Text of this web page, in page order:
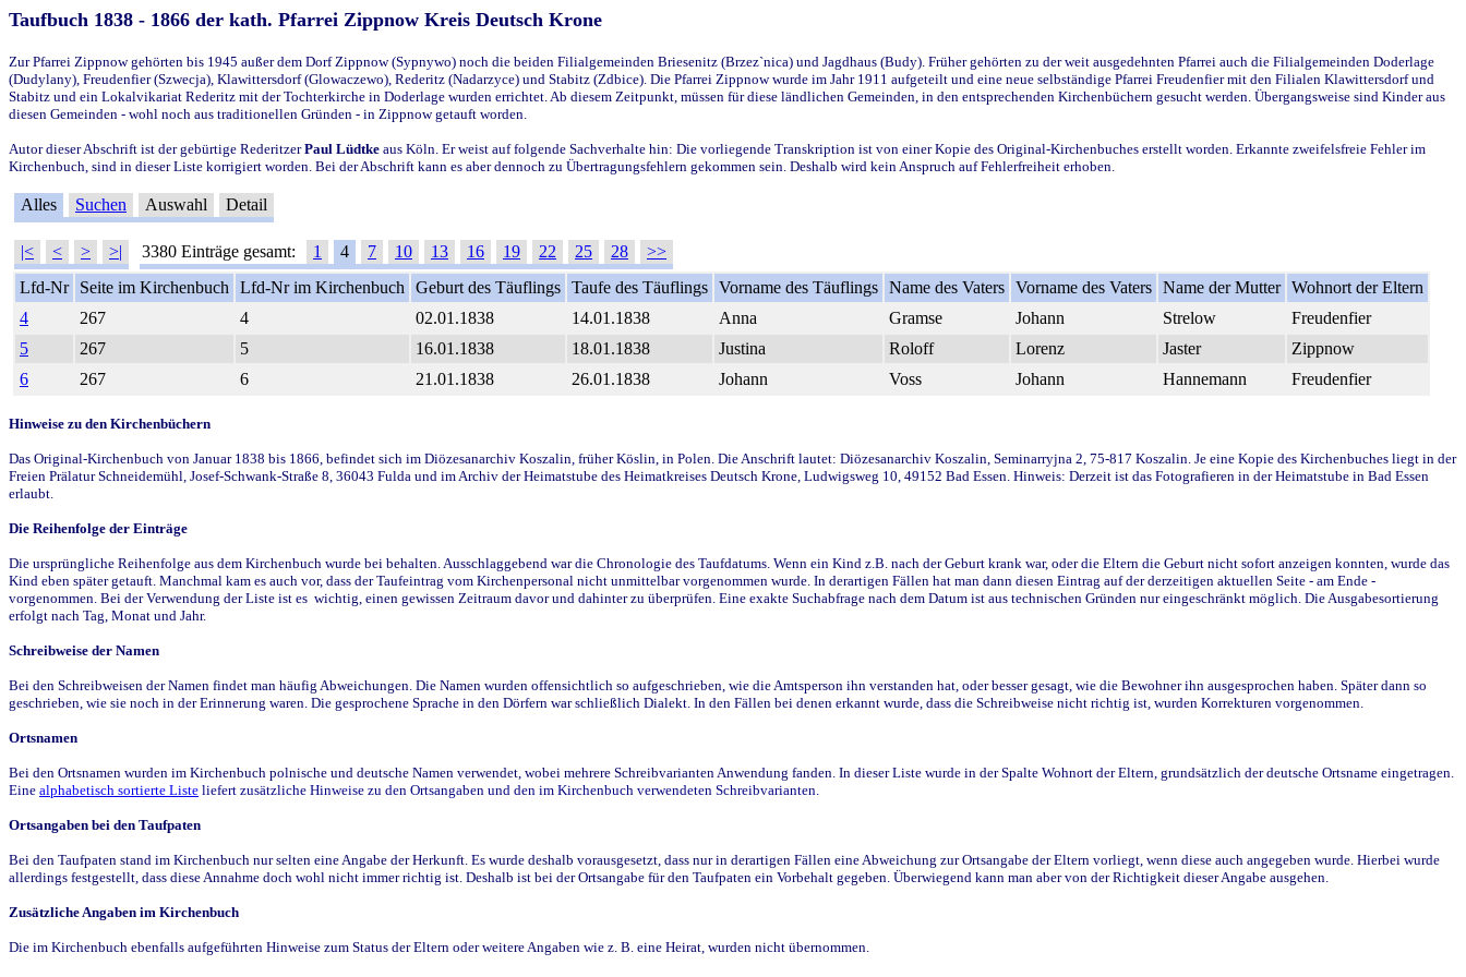
Taufbuch 1838 - 1866 der kath. Pfarrei Zippnow Kreis Deutsch Krone
Zur Pfarrei Zippnow gehörten bis 1945 außer dem Dorf Zippnow (Sypnywo) noch die beiden Filialgemeinden Briesenitz (Brzez`nica) und Jagdhaus (Budy). Früher gehörten zu der weit ausgedehnten Pfarrei auch die Filialgemeinden Doderlage
(Dudylany), Freudenfier (Szwecja), Klawittersdorf (Glowaczewo), Rederitz (Nadarzyce) und Stabitz (Zdbice). Die Pfarrei Zippnow wurde im Jahr 1911 aufgeteilt und eine neue selbständige Pfarrei Freudenfier mit den Filialen Klawittersdorf und
Stabitz und ein Lokalvikariat Rederitz mit der Tochterkirche in Doderlage wurden errichtet. Ab diesem Zeitpunkt, müssen für diese ländlichen Gemeinden, in den entsprechenden Kirchenbüchern gesucht werden. Übergangsweise sind Kinder aus
diesen Gemeinden - wohl noch aus traditionellen Gründen - in Zippnow getauft worden.
Autor dieser Abschrift ist der gebürtige RederitzerPaul Lüdtke aus Köln. Er weist auf folgende Sachverhalte hin: Die vorliegende Transkription ist von einer Kopie des Original-Kirchenbuches erstellt worden. Erkannte zweifelsfreie Fehler im
Kirchenbuch, sind in dieser Liste korrigiert worden. Bei der Abschrift kann es aber dennoch zu Übertragungsfehlern gekommen sein. Deshalb wird kein Anspruch auf Fehlerfreiheit erhoben.
Alles Suchen Auswahl Detail
|< < > >| 3380 Einträge gesamt: 1 4 7 10 13 16 19 22 25 28
>>
Lfd-Nr
Seite im Kirchenbuch Lfd-Nr im Kirchenbuch Geburt des Täuflings Taufe des Täuflings Vorname des Täuflings Name des Vaters Vorname des Vaters Name der Mutter Wohnort der Eltern
4
267 4 02.01.1838 14.01.1838 Anna Gramse Johann Strelow
Freudenfier
5
267 5 16.01.1838 18.01.1838 Justina Roloff Lorenz Jaster
Zippnow
6
267 6 21.01.1838 26.01.1838 Johann Voss Johann Hannemann Freudenfier
Hinweise zu den Kirchenbüchern
Das Original-Kirchenbuch von Januar 1838 bis 1866, befindet sich im Diözesanarchiv Koszalin, früher Köslin, in Polen. Die Anschrift lautet: Diözesanarchiv Koszalin, Seminarryjna 2, 75-817 Koszalin. Je eine Kopie des Kirchenbuches liegt in der
Freien Prälatur Schneidemühl, Josef-Schwank-Straße 8, 36043 Fulda und im Archiv der Heimatstube des Heimatkreises Deutsch Krone, Ludwigsweg 10, 49152 Bad Essen. Hinweis: Derzeit ist das Fotografieren in der Heimatstube in Bad Essen
erlaubt.
Die Reihenfolge der Einträge
Die ursprüngliche Reihenfolge aus dem Kirchenbuch wurde bei behalten. Ausschlaggebend war die Chronologie des Taufdatums. Wenn ein Kind z.B. nach der Geburt krank war, oder die Eltern die Geburt nicht sofort anzeigen konnten, wurde das
Kind eben später getauft. Manchmal kam es auch vor, dass der Taufeintrag vom Kirchenpersonal nicht unmittelbar vorgenommen wurde. In derartigen Fällen hat man dann diesen Eintrag auf der derzeitigen aktuellen Seite - am Ende -
vorgenommen. Bei der Verwendung der Liste ist es wichtig, einen gewissen Zeitraum davor und dahinter zu überprüfen. Eine exakte Suchabfrage nach dem Datum ist aus technischen Gründen nur eingeschränkt möglich. Die Ausgabesortierung
erfolgt nach Tag, Monat und Jahr.
Schreibweise der Namen
Bei den Schreibweisen der Namen findet man häufig Abweichungen. Die Namen wurden offensichtlich so aufgeschrieben, wie die Amtsperson ihn verstanden hat, oder besser gesagt, wie die Bewohner ihn ausgesprochen haben. Später dann so
geschrieben, wie sie noch in der Erinnerung waren. Die gesprochene Sprache in den Dörfern war schließlich Dialekt. In den Fällen bei denen erkannt wurde, dass die Schreibweise nicht richtig ist, wurden Korrekturen vorgenommen.
Ortsnamen
Bei den Ortsnamen wurden im Kirchenbuch polnische und deutsche Namen verwendet, wobei mehrere Schreibvarianten Anwendung fanden. In dieser Liste wurde in der Spalte Wohnort der Eltern, grundsätzlich der deutsche Ortsname eingetragen.
Eine alphabetisch sortierte Liste liefert zusätzliche Hinweise zu den Ortsangaben und den im Kirchenbuch verwendeten Schreibvarianten.
Ortsangaben bei den Taufpaten
Bei den Taufpaten stand im Kirchenbuch nur selten eine Angabe der Herkunft. Es wurde deshalb vorausgesetzt, dass nur in derartigen Fällen eine Abweichung zur Ortsangabe der Eltern vorliegt, wenn diese auch angegeben wurde. Hierbei wurde
allerdings festgestellt, dass diese Annahme doch wohl nicht immer richtig ist. Deshalb ist bei der Ortsangabe für den Taufpaten ein Vorbehalt gegeben. Überwiegend kann man aber von der Richtigkeit dieser Angabe ausgehen.
Zusätzliche Angaben im Kirchenbuch
Die im Kirchenbuch ebenfalls aufgeführten Hinweise zum Status der Eltern oder weitere Angaben wie z. B. eine Heirat, wurden nicht übernommen.